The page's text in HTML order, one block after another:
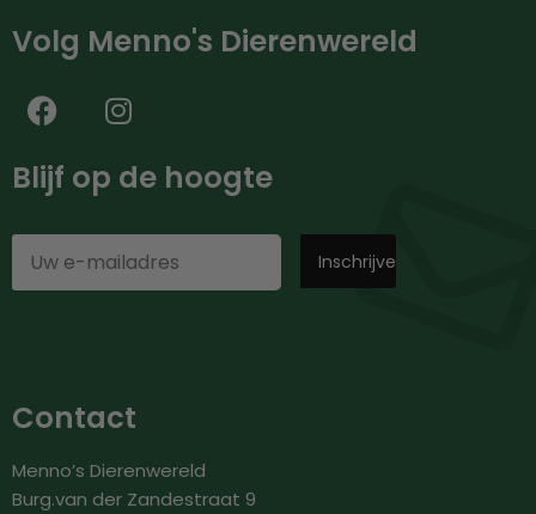
Volg Menno's Dierenwereld
Blijf op de hoogte
Contact
Menno’s Dierenwereld
Burg.van der Zandestraat 9